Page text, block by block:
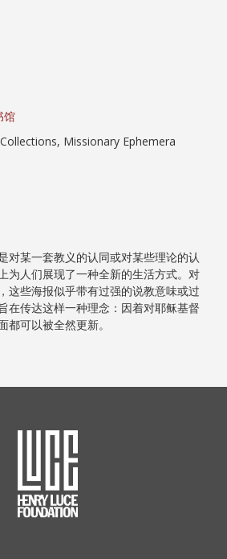
馆
Missionary Ephemera
对某一套教义的认同或对某些理论的认
为人们展现了一种全新的生活方式。对
这些海报似乎带有过强的说教意味或过
在传达这样一种理念：因着对耶稣基督
都可以被全然更新。